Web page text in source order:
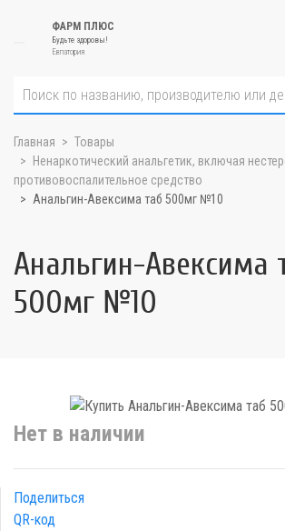
ФАРМ ПЛЮС
Будьте здоровы!
Евпатория
Главная
Товары
Ненаркотический анальгетик, включая
противовоспалительное средство
Анальгин-Авексима таб 500мг №10
Анальгин-Авексима
500мг №10
Нет в наличии
Поделиться
QR-код